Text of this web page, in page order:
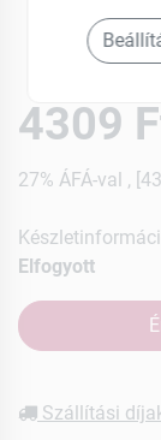
4309
27% ÁFÁ-val ,
Elfogyott
Szállítási